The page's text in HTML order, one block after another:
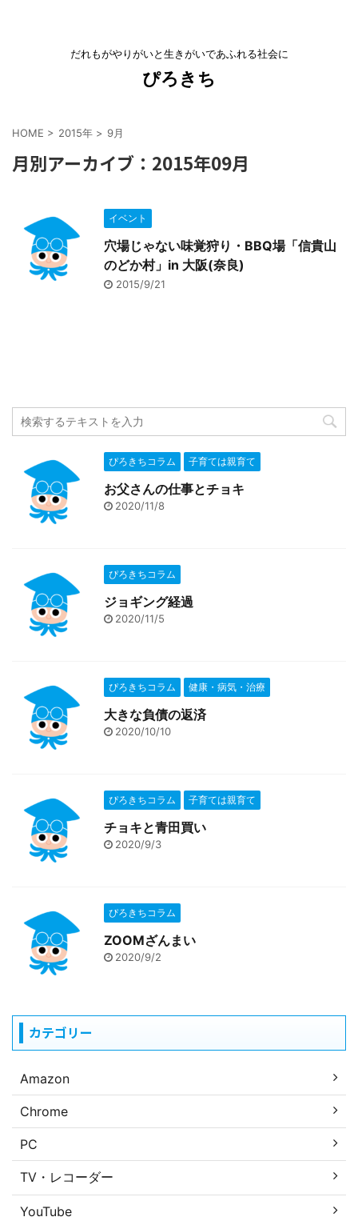
だれもがやりがいと生きがいであふれる社会に
ぴろきち
HOME > 2015年 > 9月
月別アーカイブ：2015年09月
イベント
穴場じゃない味覚狩り・BBQ場「信貴山
のどか村」in 大阪(奈良)
2015/9/21
ぴろきちコラム 子育ては親育て
お父さんの仕事とチョキ
2020/11/8
ぴろきちコラム
ジョギング経過
2020/11/5
ぴろきちコラム 健康・病気・治療
大きな負債の返済
2020/10/10
ぴろきちコラム 子育ては親育て
チョキと青田買い
2020/9/3
ぴろきちコラム
ZOOMざんまい
2020/9/2
カテゴリー
Amazon
Chrome
PC
TV・レコーダー
YouTube